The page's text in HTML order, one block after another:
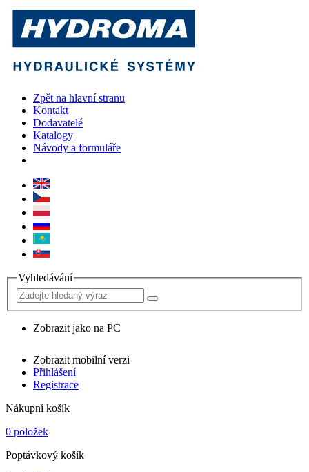
Zpět na hlavní stranu
Kontakt
Dodavatelé
Katalogy
Návody a formuláře
Vyhledávání
Zobrazit jako na PC
Zobrazit mobilní verzi
Přihlášení
Registrace
Nákupní košík
0 položek
Poptávkový košík